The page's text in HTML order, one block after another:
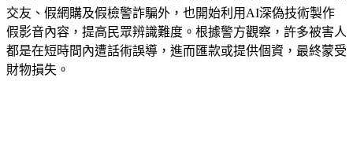
警方表示，近年詐騙集團手法不斷翻新，除常見的假投資、假
交友、假網購及假檢警詐騙外，也開始利用AI深偽技術製作
假影音內容，提高民眾辨識難度。根據警方觀察，許多被害人
都是在短時間內遭話術誤導，進而匯款或提供個資，最終蒙受